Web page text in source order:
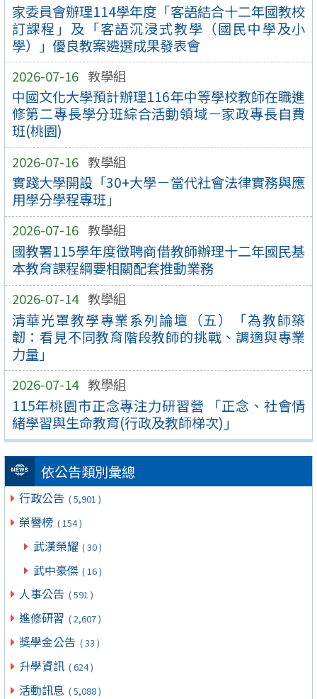
家委員會辦理114學年度「客語結合十二年國教校
訂課程」及「客語沉浸式教學（國民中學及小
學）」優良教案遴選成果發表會
2026-07-16 教學組
中國文化大學預計辦理116年中等學校教師在職進
修第二專長學分班綜合活動領域－家政專長自費
班(桃園)
2026-07-16 教學組
實踐大學開設「30+大學－當代社會法律實務與應
用學分學程專班」
2026-07-16 教學組
國教署115學年度徵聘商借教師辦理十二年國民基
本教育課程綱要相關配套推動業務
2026-07-14 教學組
清華光罩教學專業系列論壇（五）「為教師築
韌：看見不同教育階段教師的挑戰、調適與專業
力量」
2026-07-14 教學組
115年桃園市正念專注力研習營 「正念、社會情
緒學習與生命教育(行政及教師梯次)」
依公告類別彙總
行政公告 ( 5,901 )
榮譽榜 ( 154 )
武漢榮耀 ( 30 )
武中豪傑 ( 16 )
人事公告 ( 591 )
進修研習 ( 2,607 )
獎學金公告 ( 33 )
升學資訊 ( 624 )
活動訊息 ( 5,088 )